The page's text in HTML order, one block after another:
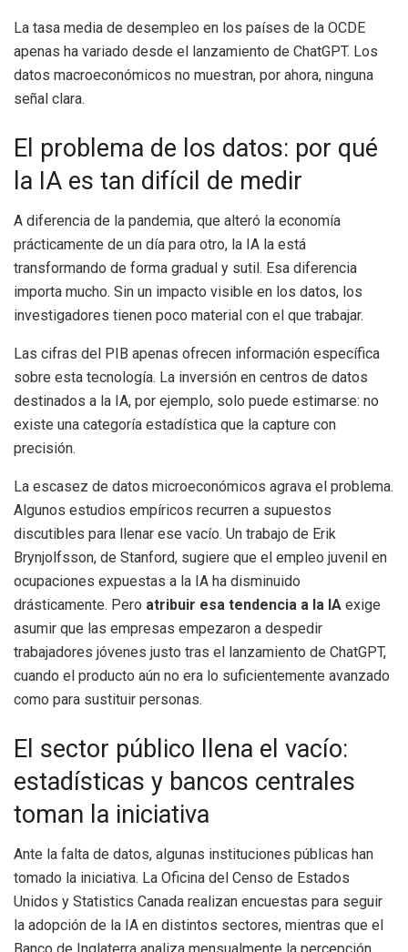
La tasa media de desempleo en los países de la OCDE
apenas ha variado desde el lanzamiento de ChatGPT. Los
datos macroeconómicos no muestran, por ahora, ninguna
señal clara.
El problema de los datos: por qué
la IA es tan difícil de medir
A diferencia de la pandemia, que alteró la economía
prácticamente de un día para otro, la IA la está
transformando de forma gradual y sutil. Esa diferencia
importa mucho. Sin un impacto visible en los datos, los
investigadores tienen poco material con el que trabajar.
Las cifras del PIB apenas ofrecen información específica
sobre esta tecnología. La inversión en centros de datos
destinados a la IA, por ejemplo, solo puede estimarse: no
existe una categoría estadística que la capture con
precisión.
La escasez de datos microeconómicos agrava el problema.
Algunos estudios empíricos recurren a supuestos
discutibles para llenar ese vacío. Un trabajo de Erik
Brynjolfsson, de Stanford, sugiere que el empleo juvenil en
ocupaciones expuestas a la IA ha disminuido
drásticamente. Pero atribuir esa tendencia a la IA exige
asumir que las empresas empezaron a despedir
trabajadores jóvenes justo tras el lanzamiento de ChatGPT,
cuando el producto aún no era lo suficientemente avanzado
como para sustituir personas.
El sector público llena el vacío:
estadísticas y bancos centrales
toman la iniciativa
Ante la falta de datos, algunas instituciones públicas han
tomado la iniciativa. La Oficina del Censo de Estados
Unidos y Statistics Canada realizan encuestas para seguir
la adopción de la IA en distintos sectores, mientras que el